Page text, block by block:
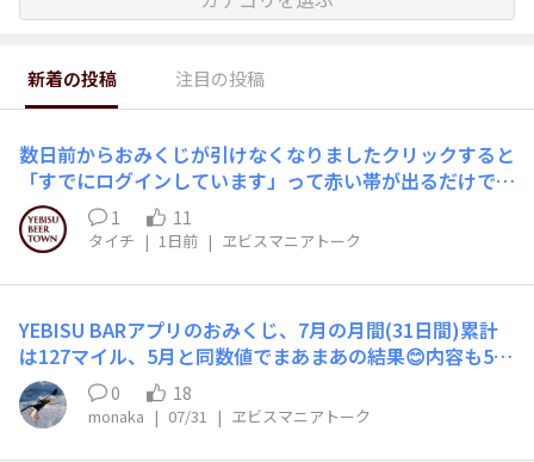
新着の投稿 注目の投稿
数日前からおみくじが引けなくなりましたクリックすると
「すでにログインしています」って赤い帯が出るだけで当
たる当たらないより日課的に楽しんでいたのになぁ～～～
残念なバグなんでしょうか
1 11
タイチ | 1日前 | ヱビスマニアトーク
YEBISU BARアプリのおみくじ、7月の月間(31日間)累計
は127マイル、5月と同数値でまあまあの結果😊内容も5月
と全く同じで、超大吉はなく、大吉4回、中吉11回😲
0 18
monaka | 07/31 | ヱビスマニアトーク